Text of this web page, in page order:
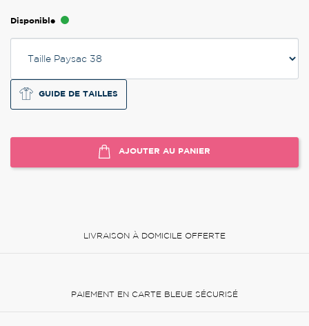
Disponible
GUIDE DE TAILLES
AJOUTER AU PANIER
LIVRAISON À DOMICILE OFFERTE
PAIEMENT EN CARTE BLEUE SÉCURISÉ